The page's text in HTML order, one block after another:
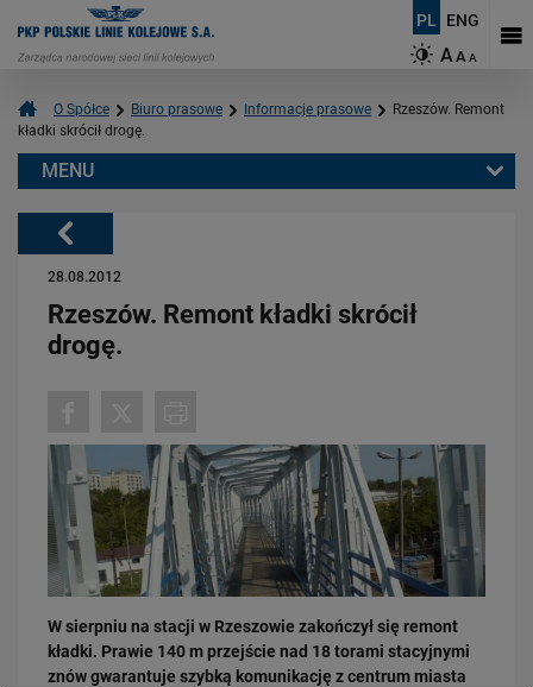
PL ENG
AAA
O Spółce Biuro prasowe Informacje prasowe
Rzeszów. Remont
kładki skrócił drogę.
Powrót
28.08.2012
Rzeszów. Remont kładki skrócił
drogę.
W sierpniu na stacji w Rzeszowie zakończył się remont
kładki. Prawie 140 m przejście nad 18 torami stacyjnymi
znów gwarantuje szybką komunikację z centrum miasta
MENU
Budujemy nowoczesną kolej na Kaszubach [FOTOGALERIA]
PRZECZYTAJ